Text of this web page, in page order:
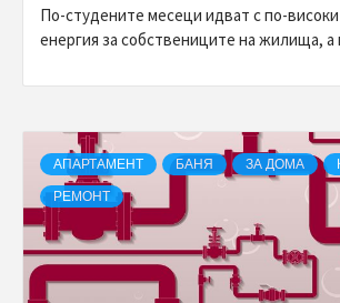
По-студените месеци идват с по-високи
енергия за собствениците на жилища,
АПАРТАМЕНТ БАНЯ ЗА ДОМА
РЕМОНТ